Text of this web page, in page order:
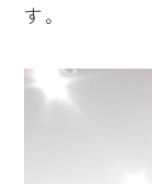
す。